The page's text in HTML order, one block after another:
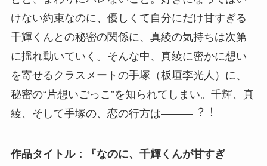
けない約束なのに、優しくて自分にだけ甘すぎる
千輝くんとの秘密の関係に、真綾の気持ちは次第
に揺れ動いていく。そんな中、真綾に密かに想い
を寄せるクラスメートの手塚（板垣李光人）に、
秘密の“片想いごっこ”を知られてしまい。千輝、真
綾、そして手塚の、恋の行方は―――︖︕
作品タイトル：『なのに、千輝くんが甘すぎ